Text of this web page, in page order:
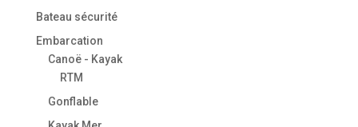
Bateau sécurité
Embarcation
Canoë - Kayak
RTM
Gonflable